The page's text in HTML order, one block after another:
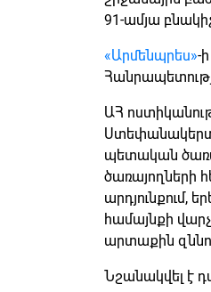
91-ամյա
«Արմենպրես»-
ԱՀ
պետական
ծառայողների
արդյունքում,
համայնքի
արտաքին
Նշանակվել է